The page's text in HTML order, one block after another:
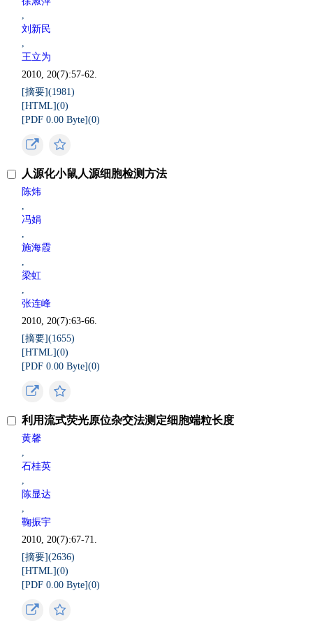
,
刘新民
,
王立为
2010, 20(7):57-62.
[摘要](1981)
[HTML](0)
[PDF 0.00 Byte](0)
人源化小鼠人源细胞检测方法
陈炜
,
冯娟
,
施海霞
,
梁虹
,
张连峰
2010, 20(7):63-66.
[摘要](1655)
[HTML](0)
[PDF 0.00 Byte](0)
利用流式荧光原位杂交法测定细胞端粒长度
黄馨
,
石桂英
,
陈显达
,
鞠振宇
2010, 20(7):67-71.
[摘要](2636)
[HTML](0)
[PDF 0.00 Byte](0)